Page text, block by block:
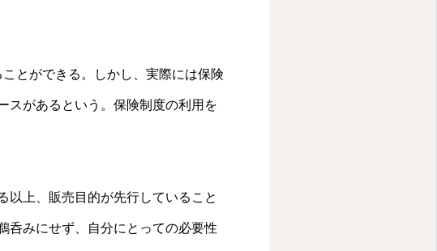
だけでは不十分で、仕事のやり
現在の医療システムでは長い待
向かってカルテを入力している
という点について順次話してい
要約チャプターラジオ番組の単
項目話者 1 mentioned 美容医療
者 1 mentioned 姫先生が時間があ
たら気づいてもらえるのか、何分
とができる。しかし、実際には保険
スがあるという。保険制度の利用を
以上、販売目的が先行していること
呑みにせず、自分にとっての必要性